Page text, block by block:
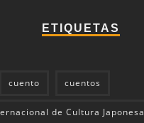
ETIQUETAS
cuento cuentos
de Cultura Japonesa